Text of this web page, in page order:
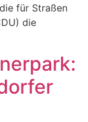
für Straßen
die